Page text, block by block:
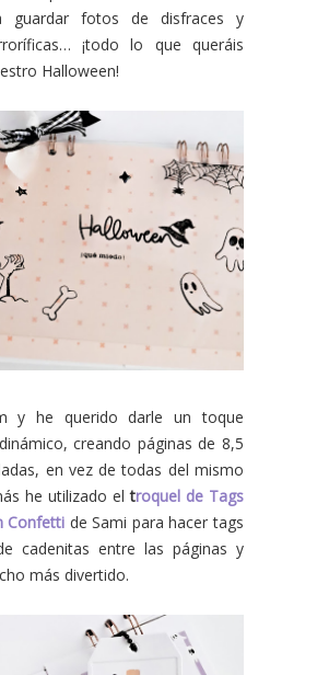
guardar fotos de disfraces y
¡todo lo que queráis
Halloween!
y he querido darle un toque
creando páginas de 8,5
en vez de todas del mismo
he utilizado eltroquel de Tags
Confetti de Sami para hacer tags
cadenitas entre las páginas y
más divertido.